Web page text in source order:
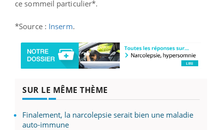
ce sommeil particulier*.
*Source : Inserm.
SUR LE MÊME THÈME
Finalement, la narcolepsie serait bien une maladie
auto-immune